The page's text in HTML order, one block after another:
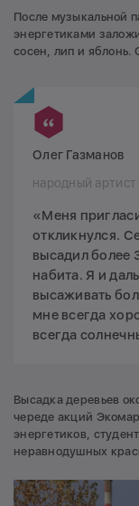
После музыкальной
энергетиками
сосен, лип и яблонь.
Олег Газманов
народный
«Меня
откликнулся.
высадил более
набита. Я и
высаживать
мне всегда
всегда
Высадка деревьев
череде акций
энергетиков,
неравнодушных